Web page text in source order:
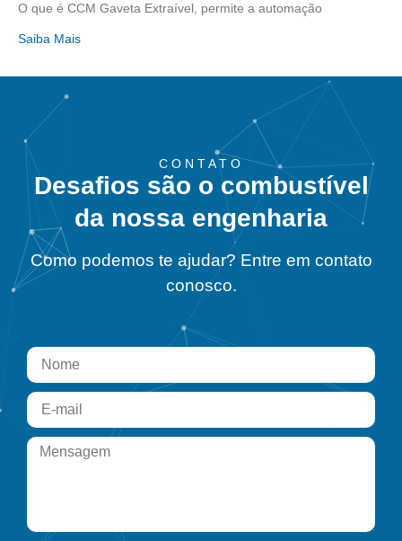
O que é CCM Gaveta Extraível, permite a automação
Saiba Mais
CONTATO
Desafios são o combustível
da nossa engenharia
Como podemos te ajudar? Entre em contato
conosco.